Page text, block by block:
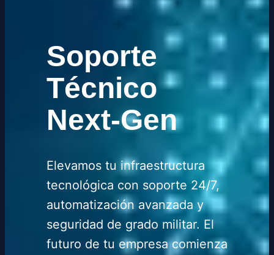
Soporte
Técnico
Next-Gen
Elevamos tu infraestructura
tecnológica con soporte 24/7,
automatización avanzada y
seguridad de grado militar. El
futuro de tu empresa comienza